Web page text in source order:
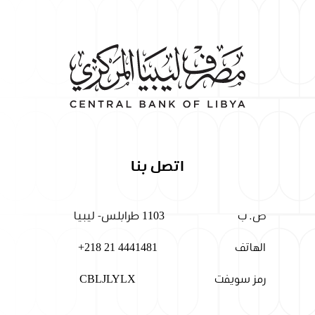
اتصل بنا
ص. ب 1103 طرابلس- ليبيا
الهاتف +218 21 4441481
رمز سويفت CBLJLYLX